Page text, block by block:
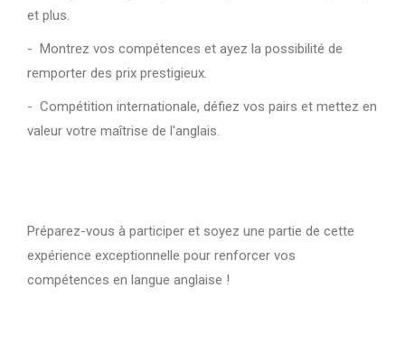
et plus.
- Montrez vos compétences et ayez la possibilité de
remporter des prix prestigieux.
- Compétition internationale, défiez vos pairs et mettez en
valeur votre maîtrise de l'anglais.
Préparez-vous à participer et soyez une partie de cette
expérience exceptionnelle pour renforcer vos
compétences en langue anglaise !